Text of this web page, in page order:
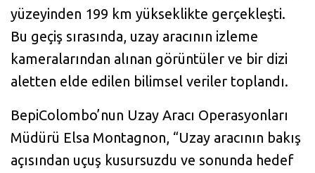
yüzeyinden 199 km yükseklikte gerçekleşti.
Bu geçiş sırasında, uzay aracının izleme
kameralarından alınan görüntüler ve bir dizi
aletten elde edilen bilimsel veriler toplandı.
BepiColombo’nun Uzay Aracı Operasyonları
Müdürü Elsa Montagnon, “Uzay aracının bakış
açısından uçuş kusursuzdu ve sonunda hedef